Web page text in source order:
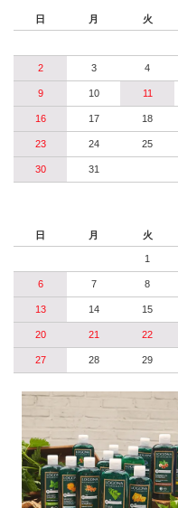
日 月 火
2 3 4
9 10 11
16 17 18
23 24 25
30 31
日 月 火
1
6 7 8
13 14 15
20 21 22
27 28 29